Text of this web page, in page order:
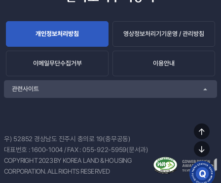
개인정보처리방침 영상정보처리기기운영 / 관리방침
이메일무단수집거부 이용안내
관련사이트
우) 52852 경상남도 진주시 충의로 19(충무공동)
대표번호 :1600-1004 / FAX : 055-922-5959(문서과)
COPYRIGHT 2023 BY KOREA LAND & HOUSING
CORPORATION. ALL RIGHTS RESERVED
상단
이동
하단
이동